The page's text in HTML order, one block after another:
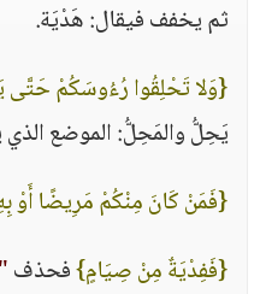
ثم يخفف فيقال: هَدْيَة.
{وَلا تَحْلِقُوا رُءُوسَكُمْ حَتَّى
يَحِلُّ والمَحِلُّ: الموضع
{فَمَنْ كَانَ مِنْكُمْ مَرِيضًا أَوْ
{فَفِدْيَةٌ مِنْ صِيَامٍ}فحذف